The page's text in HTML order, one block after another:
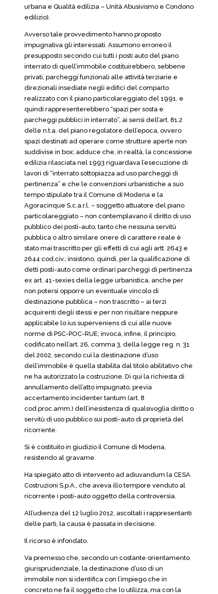
urbana e Qualità edilizia – Unità Abusivismo e Condono
edilizio).
Avverso tale provvedimento hanno proposto
impugnativa gli interessati. Assumono erroneo il
presupposto secondo cui tutti i posti auto del piano
interrato di quell’immobile costituirebbero, sebbene
privati, parcheggi funzionali alle attività terziarie e
direzionali insediate negli edifici del comparto
realizzato con il piano particolareggiato del 1991, e
quindi rappresenterebbero “spazi per sosta e
parcheggi pubblici in interrato”, ai sensi dell’art. 81.2
delle n.t.a. del piano regolatore dell’epoca, ovvero
spazi destinati ad operare come strutture aperte non
suddivise in box; adduce che, in realtà, la concessione
edilizia rilasciata nel 1993 riguardava l’esecuzione di
lavori di “interrato sottopiazza ad uso parcheggi di
pertinenza” e che le convenzioni urbanistiche a suo
tempo stipulate tra il Comune di Modena e la
Agoracinque S.c.a.r.l. – soggetto attuatore del piano
particolareggiato – non contemplavano il diritto di uso
pubblico dei posti-auto, tanto che nessuna servitù
pubblica o altro similare onere di carattere reale è
stato mai trascritto per gli effetti di cui agli artt. 2643 e
2644 cod.civ.; insistono, quindi, per la qualificazione di
detti posti-auto come ordinari parcheggi di pertinenza
ex art. 41-sexies della legge urbanistica, anche per
non potersi opporre un eventuale vincolo di
destinazione pubblica – non trascritto – ai terzi
acquirenti degli stessi e per non risultare neppure
applicabile lo ius superveniens di cui alle nuove
norme di PSC-POC-RUE; invoca, infine, il principio,
codificato nell’art. 26, comma 3, della legge reg. n. 31
del 2002, secondo cui la destinazione d’uso
dell’immobile è quella stabilita dal titolo abilitativo che
ne ha autorizzato la costruzione. Di qui la richiesta di
annullamento dell’atto impugnato, previa
accertamento incidenter tantum (art. 8
cod.proc.amm.) dell’inesistenza di qualsivoglia diritto o
servitù di uso pubblico sui posti-auto di proprietà del
ricorrente.
Si è costituito in giudizio il Comune di Modena,
resistendo al gravame.
Ha spiegato atto di intervento ad adiuvandum la CESA
Costruzioni S.p.A., che aveva illo tempore venduto al
ricorrente i posti-auto oggetto della controversia.
All’udienza del 12 luglio 2012, ascoltati i rappresentanti
delle parti, la causa è passata in decisione.
Il ricorso è infondato.
Va premesso che, secondo un costante orientamento
giurisprudenziale, la destinazione d’uso di un
immobile non si identifica con l’impiego che in
concreto ne fa il soggetto che lo utilizza, ma con la